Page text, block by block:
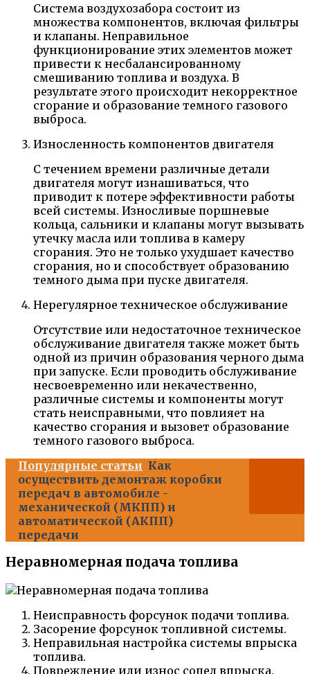
Система воздухозабора состоит из
множества компонентов, включая фильтры
и клапаны. Неправильное
функционирование этих элементов может
привести к несбалансированному
смешиванию топлива и воздуха. В
результате этого происходит некорректное
сгорание и образование темного газового
выброса.
Износленность компонентов двигателя
С течением времени различные детали
двигателя могут изнашиваться, что
приводит к потере эффективности работы
всей системы. Износливые поршневые
кольца, сальники и клапаны могут вызывать
утечку масла или топлива в камеру
сгорания. Это не только ухудшает качество
сгорания, но и способствует образованию
темного дыма при пуске двигателя.
Нерегулярное техническое обслуживание
Отсутствие или недостаточное техническое
обслуживание двигателя также может быть
одной из причин образования черного дыма
при запуске. Если проводить обслуживание
несвоевременно или некачественно,
различные системы и компоненты могут
стать неисправными, что повлияет на
качество сгорания и вызовет образование
темного газового выброса.
Популярные статьи Как
осуществить демонтаж коробки
передач в автомобиле -
механической (МКПП) и
автоматической (АКПП)
передачи
Неравномерная подача топлива
Неисправность форсунок подачи топлива.
Засорение форсунок топливной системы.
Неправильная настройка системы впрыска
топлива.
Повреждение или износ сопел впрыска.